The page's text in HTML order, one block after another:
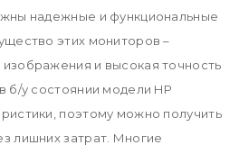
надежные и функциональные
этих мониторов –
и высокая точность
б/у состоянии модели HP
поэтому можно получить
лишних затрат. Многие